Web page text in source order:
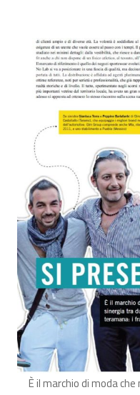
È il marchio di moda